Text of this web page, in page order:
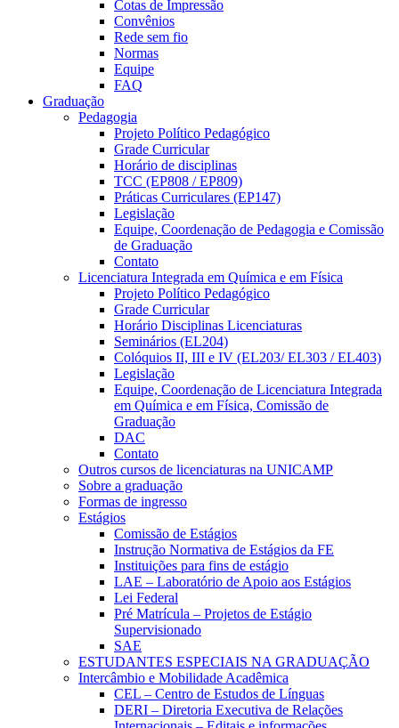
Cotas de Impressão
Convênios
Rede sem fio
Normas
Equipe
FAQ
Graduação
Pedagogia
Projeto Político Pedagógico
Grade Curricular
Horário de disciplinas
TCC (EP808 / EP809)
Práticas Curriculares (EP147)
Legislação
Equipe, Coordenação de Pedagogia e Comissão
de Graduação
Contato
Licenciatura Integrada em Química e em Física
Projeto Político Pedagógico
Grade Curricular
Horário Disciplinas Licenciaturas
Seminários (EL204)
Colóquios II, III e IV (EL203/ EL303 / EL403)
Legislação
Equipe, Coordenação de Licenciatura Integrada
em Química e em Física, Comissão de
Graduação
DAC
Contato
Outros cursos de licenciaturas na UNICAMP
Sobre a graduação
Formas de ingresso
Estágios
Comissão de Estágios
Instrução Normativa de Estágios da FE
Instituições para fins de estágio
LAE – Laboratório de Apoio aos Estágios
Lei Federal
Pré Matrícula – Projetos de Estágio
Supervisionado
SAE
ESTUDANTES ESPECIAIS NA GRADUAÇÃO
Intercâmbio e Mobilidade Acadêmica
CEL – Centro de Estudos de Línguas
DERI – Diretoria Executiva de Relações